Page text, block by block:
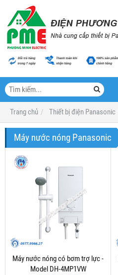
Trang chủ
Thiết bị điện Panasonic
Máy nước nóng Panasonic
Máy nước nóng có bơm trợ lực -
Model DH-4MP1VW